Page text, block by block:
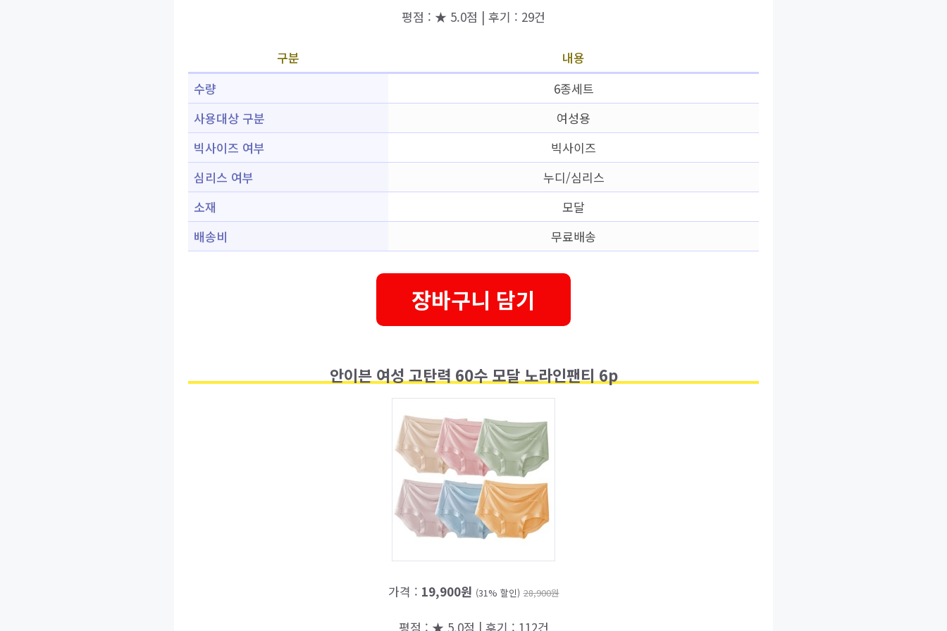
평점 : ★ 5.0점 | 후기 : 29건
구분
내용
수량
6종세트
사용대상 구분
여성용
빅사이즈 여부
빅사이즈
심리스 여부
누디/심리스
소재
모달
배송비
무료배송
장바구니 담기
안이븐 여성 고탄력 60수 모달 노라인팬티 6p
가격 : 19,900원 (31% 할인) 28,900원
평점 : ★ 5.0점 | 후기 : 112건